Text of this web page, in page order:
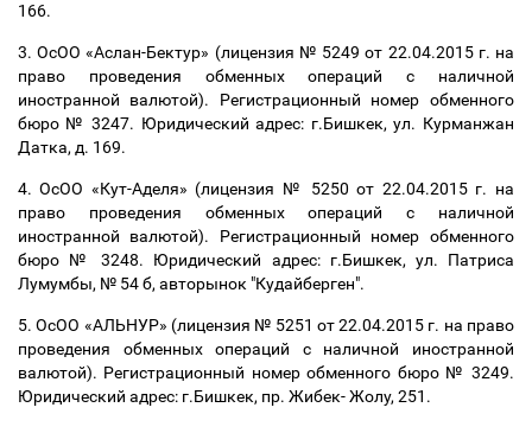
166.
3. ОсОО «Аслан-Бектур» (лицензия № 5249 от 22.04.2015 г. на
право проведения обменных операций с наличной
иностранной валютой). Регистрационный номер обменного
бюро № 3247. Юридический адрес: г.Бишкек, ул. Курманжан
Датка, д. 169.
4. ОсОО «Кут-Аделя» (лицензия № 5250 от 22.04.2015 г. на
право проведения обменных операций с наличной
иностранной валютой). Регистрационный номер обменного
бюро № 3248. Юридический адрес: г.Бишкек, ул. Патриса
Лумумбы, № 54 б, авторынок "Кудайберген".
5. ОсОО «АЛЬНУР» (лицензия № 5251 от 22.04.2015 г. на право
проведения обменных операций с наличной иностранной
валютой). Регистрационный номер обменного бюро № 3249.
Юридический адрес: г.Бишкек, пр. Жибек- Жолу, 251.